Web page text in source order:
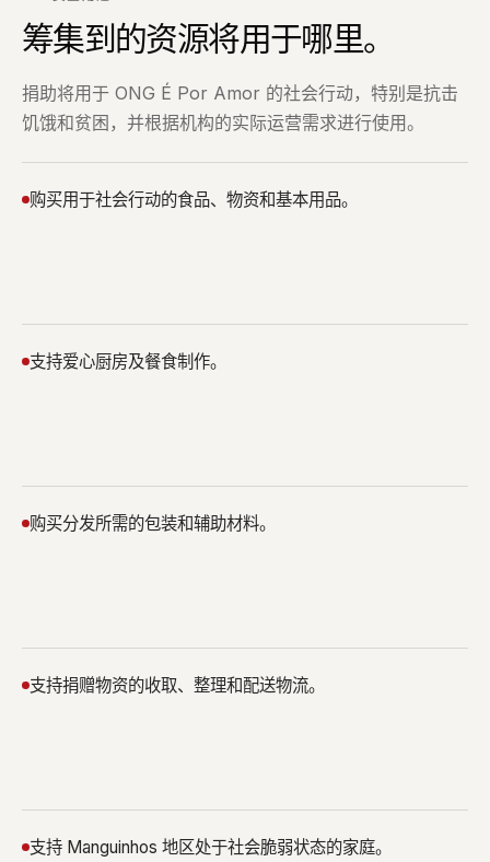
筹集到的资源将用于哪里。
捐助将用于 ONG É Por Amor 的社会行动，特别是抗击
饥饿和贫困，并根据机构的实际运营需求进行使用。
购买用于社会行动的食品、物资和基本用品。
支持爱心厨房及餐食制作。
购买分发所需的包装和辅助材料。
支持捐赠物资的收取、整理和配送物流。
支持 Manguinhos 地区处于社会脆弱状态的家庭。